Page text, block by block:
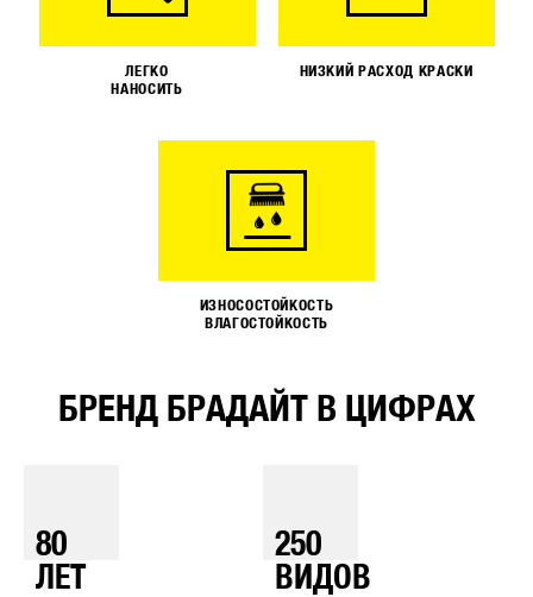
ЛЕГКО
НАНОСИТЬ
НИЗКИЙ РАСХОД КРАСКИ
ИЗНОСОСТОЙКОСТЬ
ВЛАГОСТОЙКОСТЬ
БРЕНД БРАДАЙТ В ЦИФРАХ
80
ЛЕТ
250
ВИДОВ